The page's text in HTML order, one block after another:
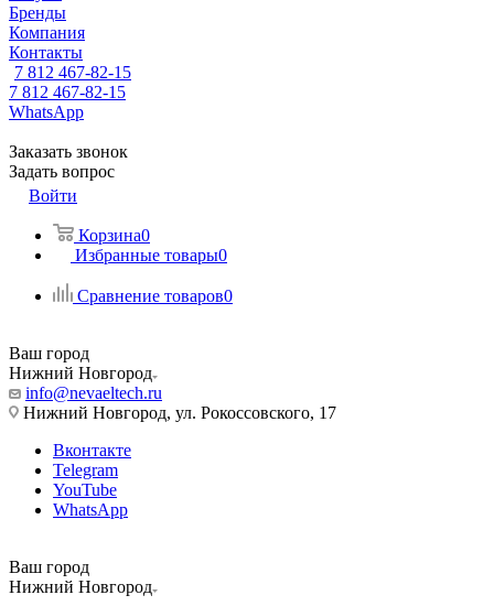
Бренды
Компания
Контакты
7 812 467-82-15
7 812 467-82-15
WhatsApp
Заказать звонок
Задать вопрос
Войти
Корзина0
Избранные товары0
Сравнение товаров0
Ваш город
Нижний Новгород
info@nevaeltech.ru
Нижний Новгород, ул. Рокоссовского, 17
Вконтакте
Telegram
YouTube
WhatsApp
Ваш город
Нижний Новгород